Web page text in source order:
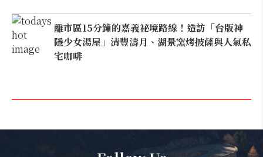
離市區15分鐘的嘉義祕境路線！造訪「台版神
隱少女湯屋」清豐濤月、湖景窯烤披薩與人氣私
宅咖啡